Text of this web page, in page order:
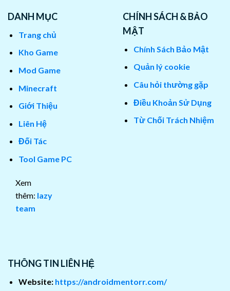
DANH MỤC
Trang chủ
Kho Game
Mod Game
Minecraft
Giới Thiệu
Liên Hệ
Đối Tác
Tool Game PC
Xem
thêm: lazy
team
CHÍNH SÁCH & BẢO
MẬT
Chính Sách Bảo Mật
Quản lý cookie
Câu hỏi thường gặp
Điều Khoản Sử Dụng
Từ Chối Trách Nhiệm
THÔNG TIN LIÊN HỆ
Website: https://androidmentorr.com/